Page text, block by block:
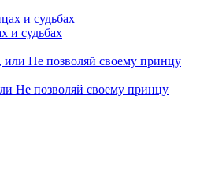
и судьбах
Не позволяй своему принцу